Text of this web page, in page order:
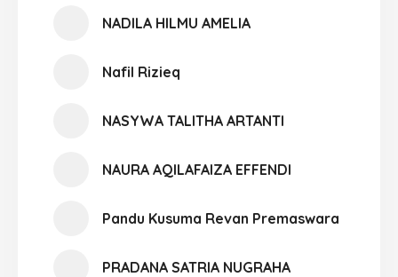
NADILA HILMU AMELIA
Nafil Rizieq
NASYWA TALITHA ARTANTI
NAURA AQILAFAIZA EFFENDI
Pandu Kusuma Revan Premaswara
PRADANA SATRIA NUGRAHA